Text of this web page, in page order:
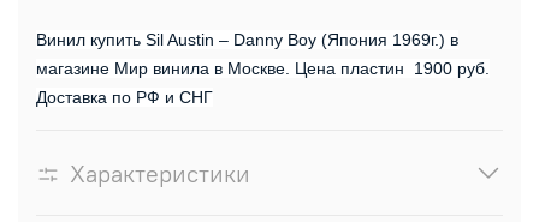
Винил купить Sil Austin ‎– Danny Boy (Япония 1969г.) в
магазине Мир винила в Москве. Цена пластин 1900 руб.
Доставка по РФ и СНГ
Характеристики